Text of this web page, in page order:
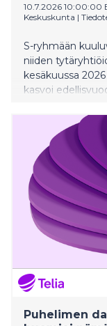
10.7.2026 10:00:00
Keskuskunta |
S-ryhmään
niiden
kesäkuussa
kasvoi
marketkaupassa.
Puhelimen